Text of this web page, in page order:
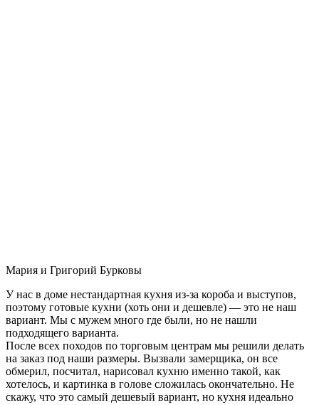
Мария и Григорий Бурковы
У нас в доме нестандартная кухня из-за короба и выступов,
поэтому готовые кухни (хоть они и дешевле) — это не наш
вариант. Мы с мужем много где были, но не нашли
подходящего варианта.
После всех походов по торговым центрам мы решили делать
на заказ под наши размеры. Вызвали замерщика, он все
обмерил, посчитал, нарисовал кухню именно такой, как
хотелось, и картинка в голове сложилась окончательно. Не
скажу, что это самый дешевый вариант, но кухня идеально